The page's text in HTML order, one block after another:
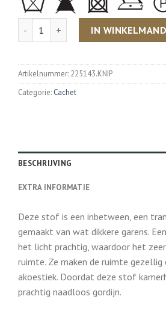
Aantal IN WINKELMAND
Artikelnummer: 225143.KNIP
Categorie: Cachet
BESCHRIJVING
EXTRA INFORMATIE
Deze stof is een inbetween, een
gemaakt van wat dikkere garens.
het licht prachtig, waardoor het
ruimte. Ze maken de ruimte gezellig
akoestiek. Doordat deze stof
prachtig naadloos gordijn.